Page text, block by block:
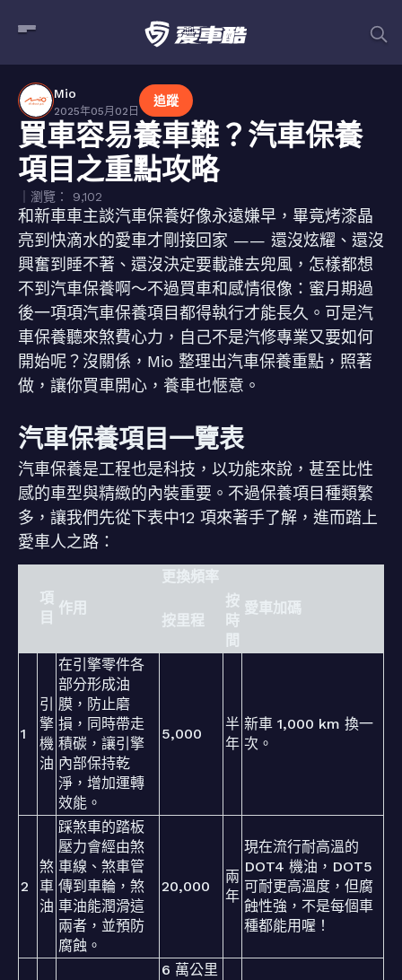
Mio
2025年05月02日
追蹤
買車容易養車難？汽車保養
項目之重點攻略
｜瀏覽： 9,102
和新車車主談汽車保養好像永遠嫌早，畢竟烤漆晶
亮到快滴水的愛車才剛接回家 —— 還沒炫耀、還沒
興奮到睡不著、還沒決定要載誰去兜風，怎樣都想
不到汽車保養啊～不過買車和感情很像：蜜月期過
後一項項汽車保養項目都得執行才能長久。可是汽
車保養聽來煞費心力，自己不是汽修專業又要如何
開始呢？沒關係，Mio 整理出汽車保養重點，照著
做，讓你買車開心，養車也愜意。
汽車保養項目一覽表
汽車保養是工程也是科技，以功能來說，甚至比性
感的車型與精緻的內裝重要。不過保養項目種類繁
多，讓我們先從下表中12 項來著手了解，進而踏上
愛車人之路：
項
目
作用
更換頻率
愛車加碼
按里程
按
時
間
1
引
擎
機
油
在引擎零件各
部分形成油
膜，防止磨
損，同時帶走
積碳，讓引擎
內部保持乾
淨，增加運轉
效能。
5,000
半
年
新車 1,000 km 換一
次。
2
煞
車
油
踩煞車的踏板
壓力會經由煞
車線、煞車管
傳到車輪，煞
車油能潤滑這
兩者，並預防
腐蝕。
20,000
兩
年
現在流行耐高溫的
DOT4 機油，DOT5
可耐更高溫度，但腐
蝕性強，不是每個車
種都能用喔！
6 萬公里